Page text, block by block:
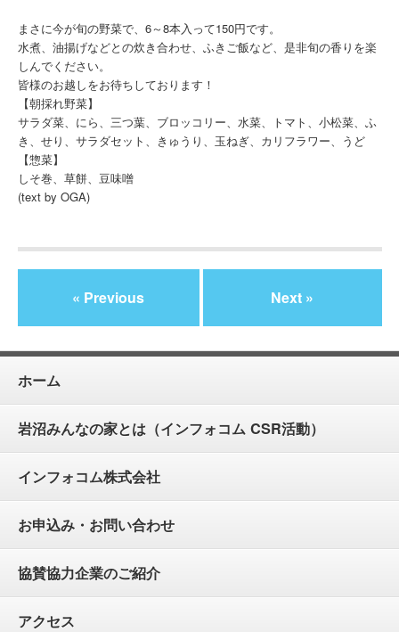
まさに今が旬の野菜で、6～8本入って150円です。
水煮、油揚げなどとの炊き合わせ、ふきご飯など、是非旬の香りを楽
しんでください。
皆様のお越しをお待ちしております！
【朝採れ野菜】
サラダ菜、にら、三つ葉、ブロッコリー、水菜、トマト、小松菜、ふ
き、せり、サラダセット、きゅうり、玉ねぎ、カリフラワー、うど
【惣菜】
しそ巻、草餅、豆味噌
(text by OGA)
« Previous Next »
ホーム
岩沼みんなの家とは（インフォコム CSR活動）
インフォコム株式会社
お申込み・お問い合わせ
協賛協力企業のご紹介
アクセス